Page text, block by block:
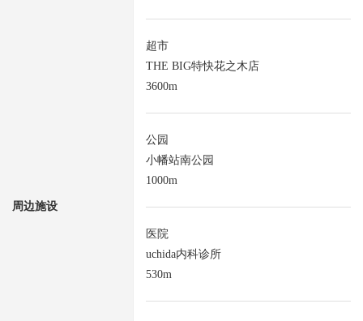
周边施设
超市
THE BIG特快花之木店
3600m
公园
小幡站南公园
1000m
医院
uchida内科诊所
530m